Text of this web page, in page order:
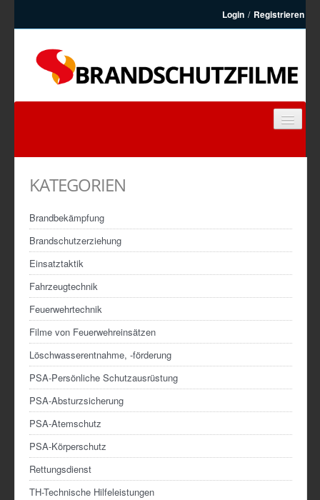
Login / Registrieren
ARTIKEL
KONTAKT
REGISTRIEREN
KATEGORIEN
Brandbekämpfung
Brandschutzerziehung
Einsatztaktik
Fahrzeugtechnik
Feuerwehrtechnik
Filme von Feuerwehreinsätzen
Löschwasserentnahme, -förderung
PSA-Persönliche Schutzausrüstung
PSA-Absturzsicherung
PSA-Atemschutz
PSA-Körperschutz
Rettungsdienst
TH-Technische Hilfeleistungen